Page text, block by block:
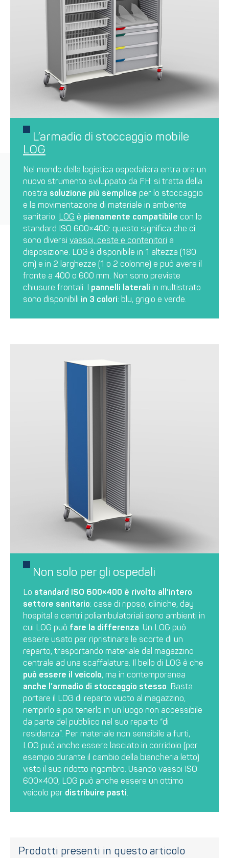
L’armadio di stoccaggio mobile
LOG
Nel mondo della logistica ospedaliera entra ora un
nuovo strumento sviluppato da FH: si tratta della
nostra soluzione più semplice per lo stoccaggio
e la movimentazione di materiale in ambiente
sanitario. LOG è pienamente compatibile con lo
standard ISO 600×400: questo significa che ci
sono diversi vassoi, ceste e contenitori a
disposizione. LOG è disponibile in 1 altezza (180
cm) e in 2 larghezze (1 o 2 colonne) e può avere il
fronte a 400 o 600 mm. Non sono previste
chiusure frontali. I pannelli laterali in multistrato
sono disponibili in 3 colori: blu, grigio e verde.
Non solo per gli ospedali
Lo standard ISO 600×400 è rivolto all’intero
settore sanitario: case di riposo, cliniche, day
hospital e centri poliambulatoriali sono ambienti in
cui LOG può fare la differenza. Un LOG può
essere usato per ripristinare le scorte di un
reparto, trasportando materiale dal magazzino
centrale ad una scaffalatura. Il bello di LOG è che
può essere il veicolo, ma in contemporanea
anche l’armadio di stoccaggio stesso. Basta
portare il LOG di reparto vuoto al magazzino,
riempirlo e poi tenerlo in un luogo non accessibile
da parte del pubblico nel suo reparto “di
residenza”. Per materiale non sensibile a furti,
LOG può anche essere lasciato in corridoio (per
esempio durante il cambio della biancheria letto)
visto il suo ridotto ingombro. Usando vassoi ISO
600×400, LOG può anche essere un ottimo
veicolo per distribuire pasti.
Prodotti presenti in questo articolo